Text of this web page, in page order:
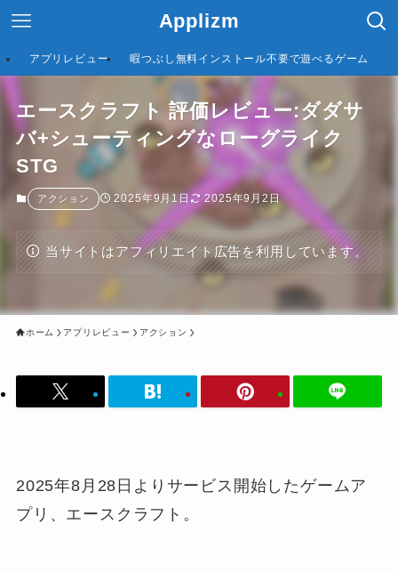
Applizm
アプリレビュー 暇つぶし無料インストール不要で遊べるゲーム
エースクラフト 評価レビュー:ダダサ
バ+シューティングなローグライク
STG
アクション 2025年9月1日 2025年9月2日
当サイトはアフィリエイト広告を利用しています。
ホーム アプリレビュー アクション
2025年8月28日よりサービス開始したゲームア
プリ、エースクラフト。